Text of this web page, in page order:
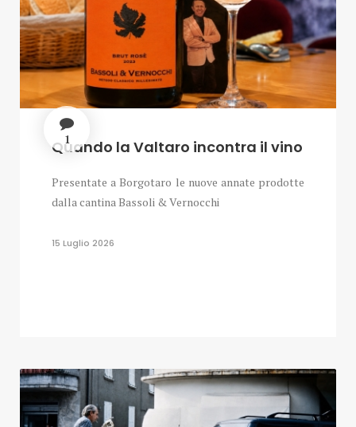
1
Quando la Valtaro incontra il vino
Presentate a Borgotaro le nuove annate prodotte
dalla cantina Bassoli & Vernocchi
15 Luglio 2026